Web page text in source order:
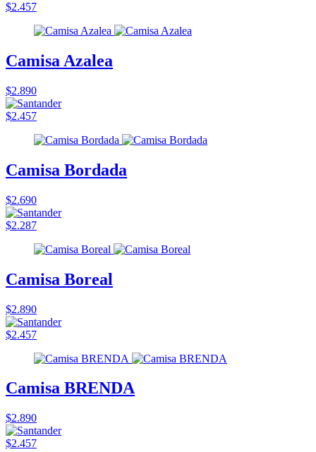
$2.457
Camisa Azalea
$2.890
$2.457
Camisa Bordada
$2.690
$2.287
Camisa Boreal
$2.890
$2.457
Camisa BRENDA
$2.890
$2.457